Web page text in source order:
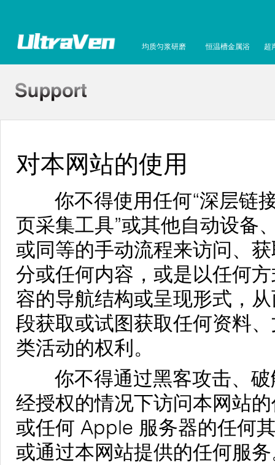
均质匀浆研磨 恒温槽金属浴 超
对本网站的使用
你不得使用任何“深层链接
页采集工具”或其他自动设备
或同等的手动流程来访问、
分或任何内容，或是以任何
容的导航结构或呈现形式，
段获取或试图获取任何资料
类活动的权利。
你不得通过黑客攻击、破
经授权的情况下访问本网站
或任何 Apple 服务器的任何
或通过本网站提供的任何服